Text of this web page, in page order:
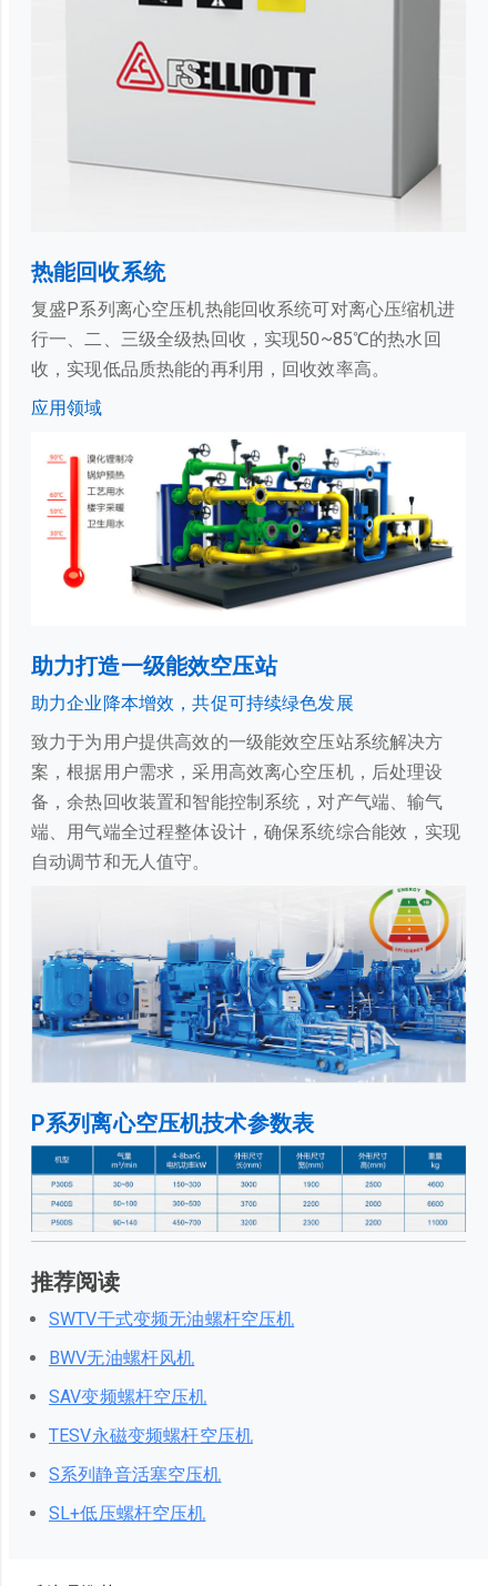
热能回收系统
复盛P系列离心空压机热能回收系统可对离心压缩机进
行一、二、三级全级热回收，实现50~85℃的热水回
收，实现低品质热能的再利用，回收效率高。
应用领域
助力打造一级能效空压站
助力企业降本增效，共促可持续绿色发展
致力于为用户提供高效的一级能效空压站系统解决方
案，根据用户需求，采用高效离心空压机，后处理设
备，余热回收装置和智能控制系统，对产气端、输气
端、用气端全过程整体设计，确保系统综合能效，实现
自动调节和无人值守。
P系列离心空压机技术参数表
推荐阅读
SWTV干式变频无油螺杆空压机
BWV无油螺杆风机
SAV变频螺杆空压机
TESV永磁变频螺杆空压机
S系列静音活塞空压机
SL+低压螺杆空压机